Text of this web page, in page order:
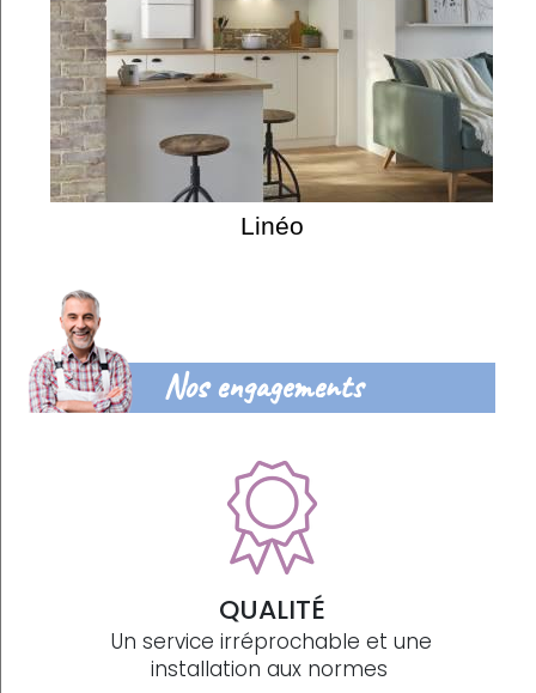
Linéo
Nos engagements
QUALITÉ
Un service irréprochable et une
installation aux normes